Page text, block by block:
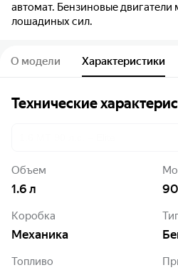
автомат. Бензиновые двигатели
лошадиных сил.
О модели Характеристики
Технические
1.6 MT 90 л.с. – Elite
Объем
1.6 л 90
Коробка
Механика
Топливо